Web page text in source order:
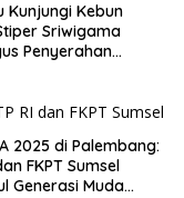
Kunjungi Kebun
Sriwigama
Penyerahan
2025 di Palembang:
FKPT Sumsel
Generasi Muda